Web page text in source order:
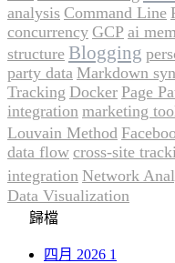
analysis Command Line
concurrency GCP ai
structure Blogging
party data Markdown
Tracking Docker Page
integration marketing
Louvain Method
data flow cross-site
integration Network
Data Visualization
歸檔
四月 2026 1